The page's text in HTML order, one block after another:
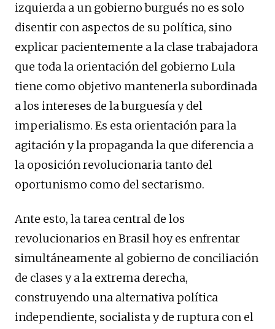
izquierda a un gobierno burgués no es solo
disentir con aspectos de su política, sino
explicar pacientemente a la clase trabajadora
que toda la orientación del gobierno Lula
tiene como objetivo mantenerla subordinada
a los intereses de la burguesía y del
imperialismo. Es esta orientación para la
agitación y la propaganda la que diferencia a
la oposición revolucionaria tanto del
oportunismo como del sectarismo.
Ante esto, la tarea central de los
revolucionarios en Brasil hoy es enfrentar
simultáneamente al gobierno de conciliación
de clases y a la extrema derecha,
construyendo una alternativa política
independiente, socialista y de ruptura con el